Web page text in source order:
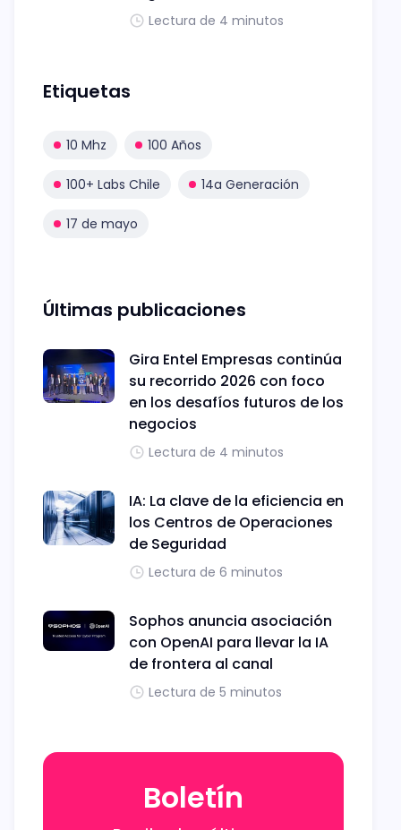
Lectura de 4 minutos
Etiquetas
10 Mhz 100 Años
100+ Labs Chile 14a Generación
17 de mayo
Últimas publicaciones
Gira Entel Empresas continúa
su recorrido 2026 con foco
en los desafíos futuros de los
negocios
Lectura de 4 minutos
IA: La clave de la eficiencia en
los Centros de Operaciones
de Seguridad
Lectura de 6 minutos
Sophos anuncia asociación
con OpenAI para llevar la IA
de frontera al canal
Lectura de 5 minutos
Boletín